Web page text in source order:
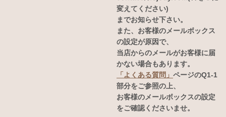
変えてください)
までお知らせ下さい。
また、お客様のメールボックス
の設定が原因で、
当店からのメールがお客様に届
かない場合もあります。
「よくある質問」 ページのQ1-1
部分をご参照の上、
お客様のメールボックスの設定
をご確認くださいませ。